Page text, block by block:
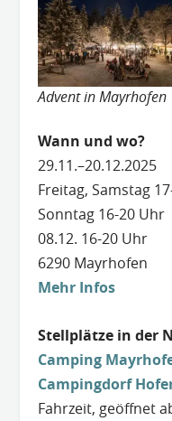
Advent in Mayrhofen
Wann und wo?
29.11.–20.12.2025
Freitag, Samstag
Sonntag 16-20 Uhr
08.12. 16-20 Uhr
6290 Mayrhofen
Mehr Infos
Stellplätze in der
Camping
Campingdorf
Fahrzeit, geöffnet